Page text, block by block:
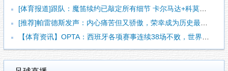
[体育报道]跟队：魔笛续约已敲定所有细节 卡尔马达+科莫托也
[推荐]帕雷德斯发声：内心痛苦但又骄傲，荣幸成为历史最佳阿根
【体育资讯】OPTA：西班牙各项赛事连续38场不败，世界杯夺